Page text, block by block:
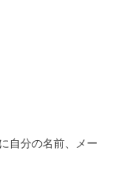
自分の名前、メー